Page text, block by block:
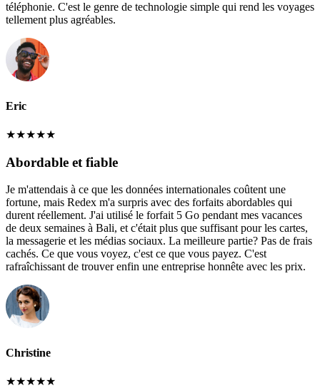
téléphonie. C'est le genre de technologie simple qui rend les voyages
tellement plus agréables.
Eric
★★★★★
Abordable et fiable
Je m'attendais à ce que les données internationales coûtent une
fortune, mais Redex m'a surpris avec des forfaits abordables qui
durent réellement. J'ai utilisé le forfait 5 Go pendant mes vacances
de deux semaines à Bali, et c'était plus que suffisant pour les cartes,
la messagerie et les médias sociaux. La meilleure partie? Pas de frais
cachés. Ce que vous voyez, c'est ce que vous payez. C'est
rafraîchissant de trouver enfin une entreprise honnête avec les prix.
Christine
★★★★★